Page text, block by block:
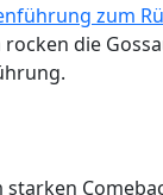
zum
die